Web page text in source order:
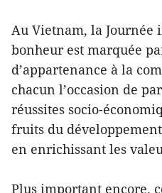
Au Vietnam, la
bonheur est marquée
d’appartenance à la
chacun l’occasion de
réussites socio-
fruits du
en enrichissant les
Plus important encore,